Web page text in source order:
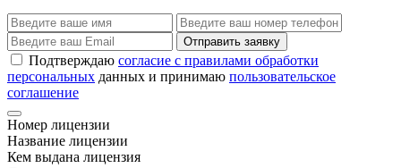
Отправить заявку
Подтверждаю согласие с правилами обработки
персональных данных и принимаю пользовательское
соглашение
Номер лицензии
Название лицензии
Кем выдана лицензия